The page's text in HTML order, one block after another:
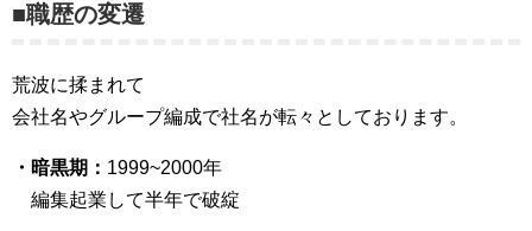
■職歴の変遷
荒波に揉まれて
会社名やグループ編成で社名が転々としております。
・暗黒期： 1999~2000年
編集起業して半年で破綻